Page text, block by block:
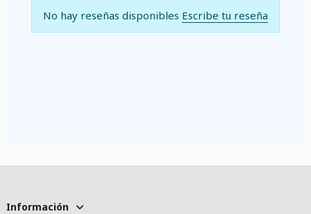
No hay reseñas disponibles Escribe tu reseña
Información